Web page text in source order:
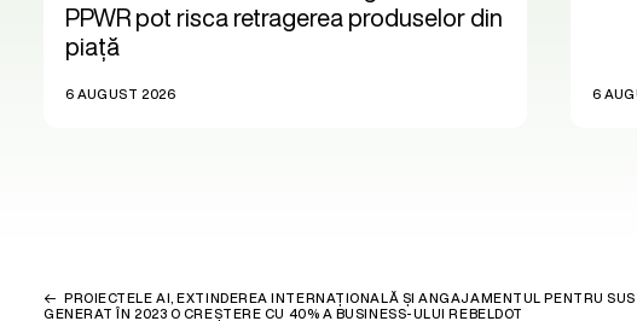
PPWR pot risca retragerea produselor din
piață
6 AUGUST 2026 6
PROIECTELE AI, EXTINDEREA INTERNAȚIONALĂ ȘI ANGAJAMENTUL PENTRU
GENERAT ÎN 2023 O CREȘTERE CU 40% A BUSINESS-ULUI REBELDOT